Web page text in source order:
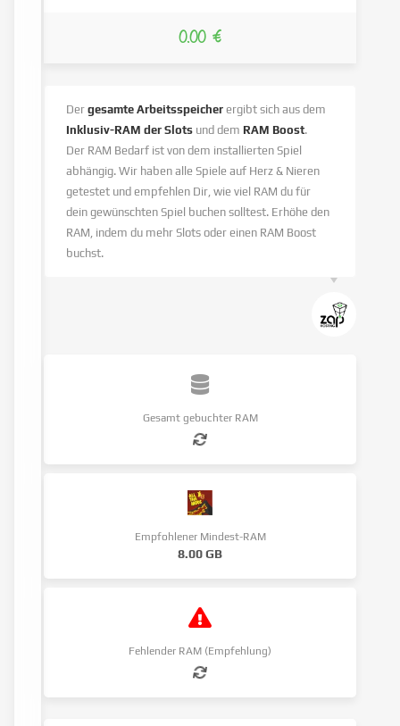
0.00 €
Dergesamte Arbeitsspeicher ergibt sich aus dem
Inklusiv-RAM der Slots und dem RAM Boost.
Der RAM Bedarf ist von dem installierten Spiel
abhängig. Wir haben alle Spiele auf Herz & Nieren
getestet und empfehlen Dir, wie viel RAM du für
dein gewünschten Spiel buchen solltest. Erhöhe den
RAM, indem du mehr Slots oder einen RAM Boost
buchst.
Gesamt gebuchter RAM
Empfohlener Mindest-RAM
8.00 GB
Fehlender RAM (Empfehlung)